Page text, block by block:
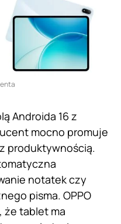
Androida 16 z
mocno promuje
produktywnością.
notatek czy
pisma. OPPO
że tablet ma